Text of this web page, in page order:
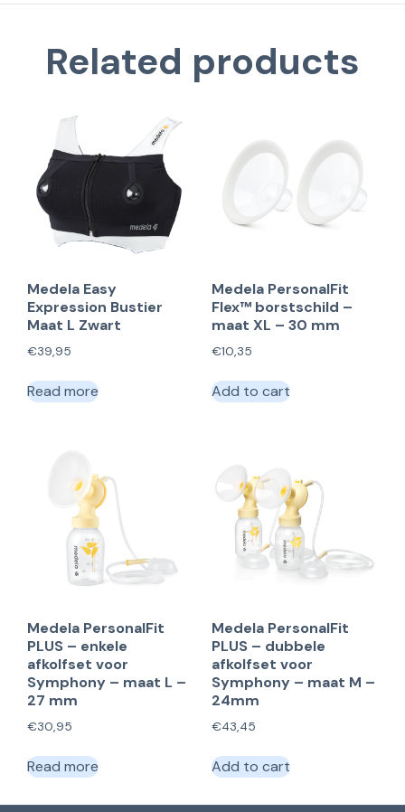
Related products
Medela Easy
Expression Bustier
Maat L Zwart
€39,95
Read more
Medela PersonalFit
Flex™ borstschild –
maat XL – 30 mm
€10,35
Add to cart
Medela PersonalFit
PLUS – enkele
afkolfset voor
Symphony – maat L –
27 mm
€30,95
Read more
Medela PersonalFit
PLUS – dubbele
afkolfset voor
Symphony – maat M –
24mm
€43,45
Add to cart